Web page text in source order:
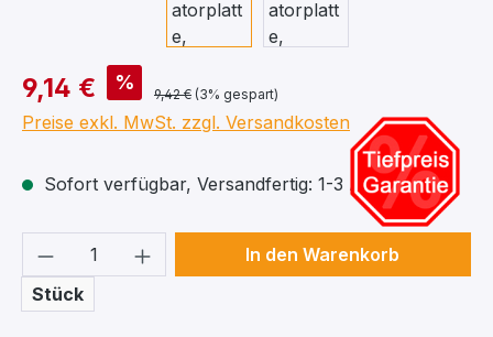
9,14 € %
9,42 € (3% gespart)
Preise exkl. MwSt. zzgl. Versandkosten
Sofort verfügbar, Versandfertig: 1-3 Arbeitstage
Produkt Anzahl: Gib den
Stück
In den Warenkorb